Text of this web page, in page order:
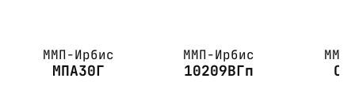
ММП-Ирбис
МПА30Г
ММП-Ирбис
10209ВГп